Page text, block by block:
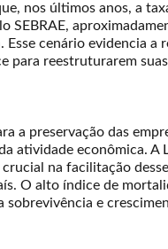
nos últimos anos, a
SEBRAE,
cenário evidencia a
para reestruturarem
a preservação das
atividade econômica. A
na facilitação
O alto índice de
sobrevivência e